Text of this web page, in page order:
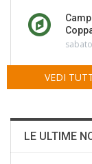
VEDI
LE ULTIME